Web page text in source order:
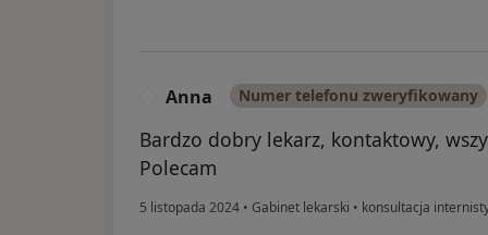
Anna Numer telefonu zweryfikowany
Bardzo dobry lekarz, kontaktowy,
Polecam
5 listopada 2024 • Gabinet lekarski • konsultacja